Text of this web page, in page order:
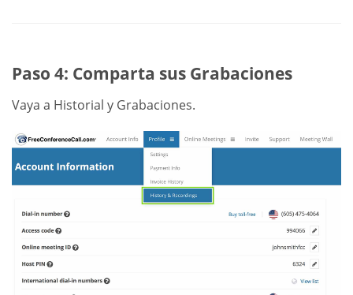
Paso 4: Comparta sus Grabaciones
Vaya a Historial y Grabaciones.